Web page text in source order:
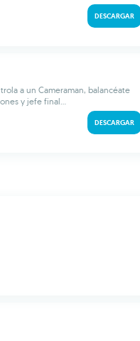
DESCARGAR
a un Cameraman, balancéate
y jefe final...
DESCARGAR